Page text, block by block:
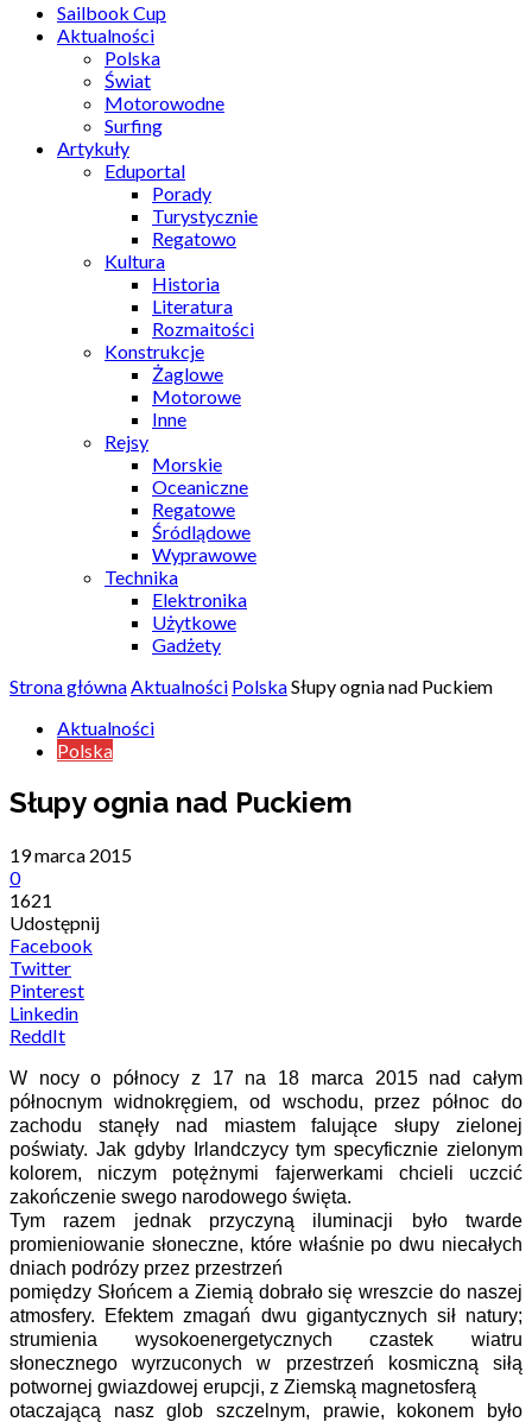
Sailbook Cup
Aktualności
Polska
Świat
Motorowodne
Surfing
Artykuły
Eduportal
Porady
Turystycznie
Regatowo
Kultura
Historia
Literatura
Rozmaitości
Konstrukcje
Żaglowe
Motorowe
Inne
Rejsy
Morskie
Oceaniczne
Regatowe
Śródlądowe
Wyprawowe
Technika
Elektronika
Użytkowe
Gadżety
Strona głównaAktualności PolskaSłupy ognia nad Puckiem
Aktualności
Polska
Słupy ognia nad Puckiem
19 marca 2015
0
1621
Udostępnij
Facebook
Twitter
Pinterest
Linkedin
ReddIt
W nocy o północy z 17 na 18 marca 2015 nad całym
północnym widnokręgiem, od wschodu, przez północ do
zachodu stanęły nad miastem falujące słupy zielonej
poświaty. Jak gdyby Irlandczycy tym specyficznie zielonym
kolorem, niczym potężnymi fajerwerkami chcieli uczcić
zakończenie swego narodowego święta.
Tym razem jednak przyczyną iluminacji było twarde
promieniowanie słoneczne, które właśnie po dwu niecałych
dniach podrózy przez przestrzeń
pomiędzy Słońcem a Ziemią dobrało się wreszcie do naszej
atmosfery. Efektem zmagań dwu gigantycznych sił natury;
strumienia wysokoenergetycznych czastek wiatru
słonecznego wyrzuconych w przestrzeń kosmiczną siłą
potwornej gwiazdowej erupcji, z Ziemską magnetosferą
otaczającą nasz glob szczelnym, prawie, kokonem było